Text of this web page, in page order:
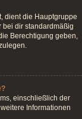
dient die Hauptgruppe
bei dir standardmäßig
Berechtigung geben,
einschließlich der
Informationen